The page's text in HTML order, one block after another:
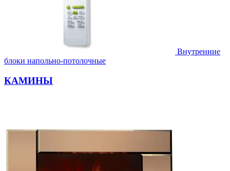
Внутренние
блоки напольно-потолочные
КАМИНЫ